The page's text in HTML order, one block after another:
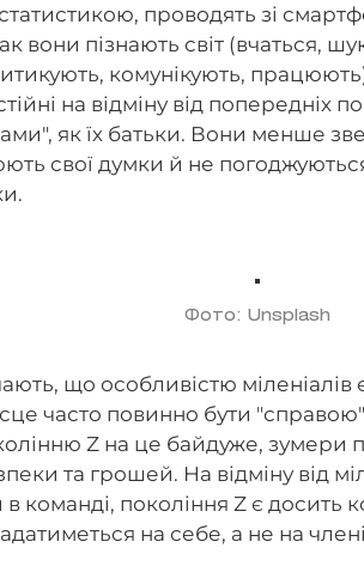
проводять зі
вони пізнають світ (вчаться,
комунікують,
на відміну від попередніх
як їх батьки. Вони менше
свої думки й не
Фото: Unsplash
що особливістю міленіалів
часто повинно бути
Z на це байдуже, зумери
та грошей. На відміну від
команді, покоління Z є досить
на себе, а не на